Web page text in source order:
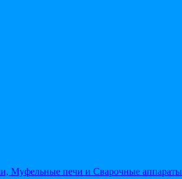
Муфельные печи и Сварочные аппараты